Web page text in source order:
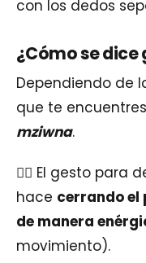
con los dedos
¿Cómo se dice
Dependiendo de
que te
mziwna.
👉🏽 El gesto para
hace cerrando el
de manera
movimiento).